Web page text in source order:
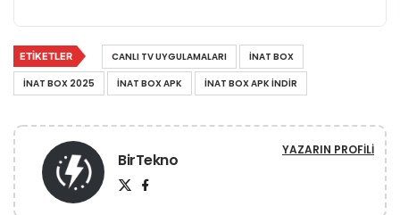
ETIKETLER CANLI TV UYGULAMALARI
İNAT BOX
İNAT BOX 2025
İNAT BOX APK İNAT BOX APK İNDIR
BirTekno YAZARIN PROFILI